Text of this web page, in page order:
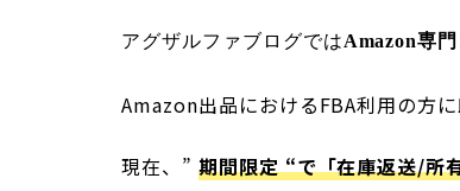
アグザルファブログではAmazon専
Amazon出品におけるFBA利用の方に
現在、” 期間限定 “で「在庫返送/所